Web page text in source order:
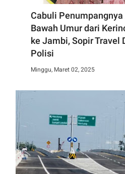
Cabuli Penumpangnya
Bawah Umur dari
ke Jambi, Sopir Travel
Polisi
Minggu, Maret 02, 2025